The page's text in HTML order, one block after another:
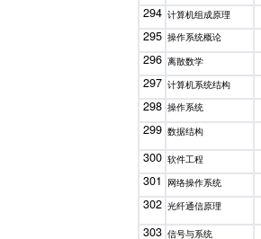
294 计算机组成原理
295 操作系统概论
296 离散数学
297 计算机系统结构
298 操作系统
299 数据结构
300 软件工程
301 网络操作系统
302 光纤通信原理
303 信号与系统